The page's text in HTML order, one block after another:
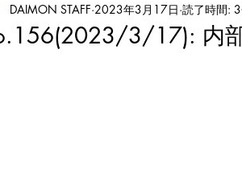
3/17): 内
DAIMON STAFF 2023年3月17日 読了時間: